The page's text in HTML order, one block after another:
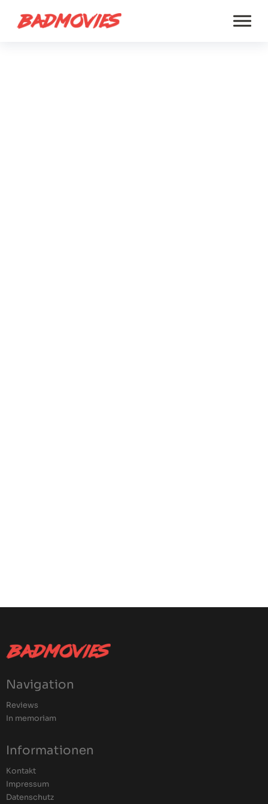
Navigation
Reviews
In memoriam
Informationen
Kontakt
Impressum
Datenschutz